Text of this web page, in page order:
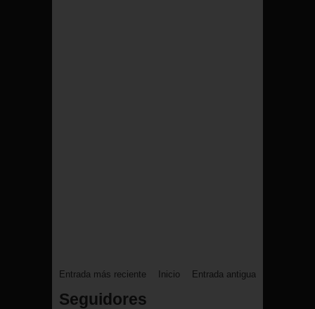
Entrada más reciente Entrada antigua
Inicio
Seguidores